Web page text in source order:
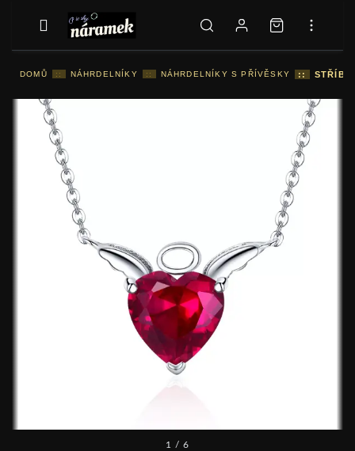
DOMŮ :: NÁHRDELNÍKY :: NÁHRDELNÍKY S PŘÍVĚSKY ::
1 / 6